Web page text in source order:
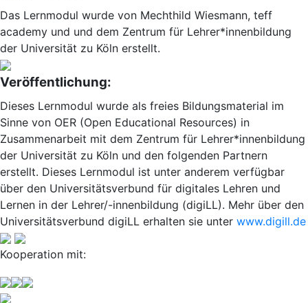
Das Lernmodul wurde von Mechthild Wiesmann, teff
academy und und dem Zentrum für Lehrer*innenbildung
der Universität zu Köln erstellt.
Veröffentlichung:
Dieses Lernmodul wurde als freies Bildungsmaterial im
Sinne von OER (Open Educational Resources) in
Zusammenarbeit mit dem Zentrum für Lehrer*innenbildung
der Universität zu Köln und den folgenden Partnern
erstellt. Dieses Lernmodul ist unter anderem verfügbar
über den Universitätsverbund für digitales Lehren und
Lernen in der Lehrer/-innenbildung (digiLL). Mehr über den
Universitätsverbund digiLL erhalten sie unter www.digill.de
Kooperation mit: